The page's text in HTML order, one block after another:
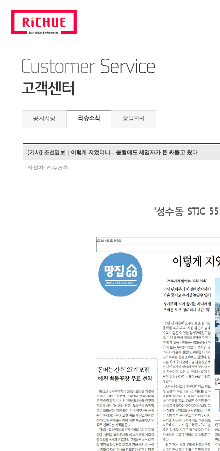
공지사항 리슈소식 상담의뢰
[기사] 조선일보｜이렇게 지었더니… 불황에도 세입자가 돈 싸들고 왔다
작성자: 리슈건축
'성수동 STIC